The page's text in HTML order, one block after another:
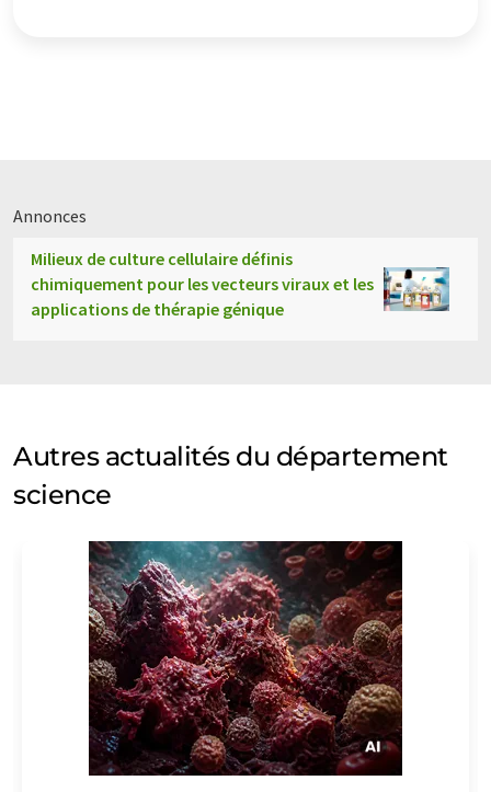
Annonces
Milieux de culture cellulaire définis
chimiquement pour les vecteurs viraux et les
applications de thérapie génique
Autres actualités du département
science